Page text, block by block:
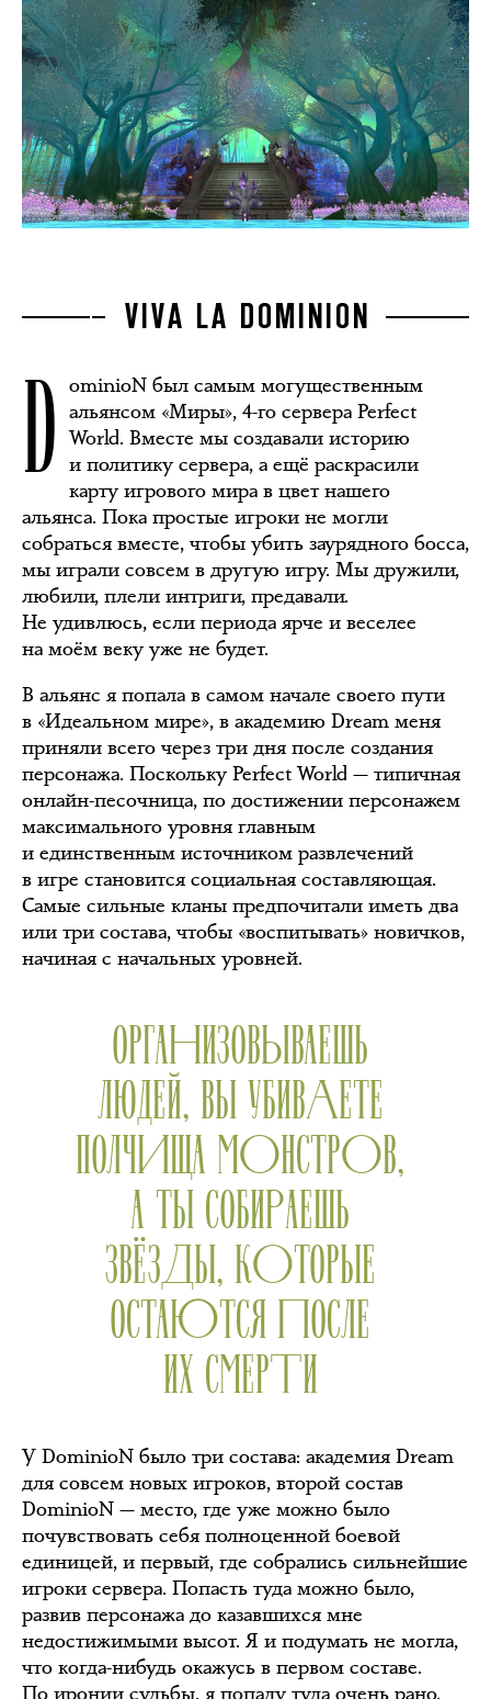
VIVA LA DOMINION
D ominioN был самым могущественным
альянсом «Миры», 4-го сервера Perfect
World. Вместе мы создавали историю
и политику сервера, а ещё раскрасили
карту игрового мира в цвет нашего
альянса. Пока простые игроки не могли
собраться вместе, чтобы убить заурядного босса,
мы играли совсем в другую игру. Мы дружили,
любили, плели интриги, предавали.
Не удивлюсь, если периода ярче и веселее
на моём веку уже не будет.
В альянс я попала в самом начале своего пути
в «Идеальном мире», в академию Dream меня
приняли всего через три дня после создания
персонажа. Поскольку Perfect World — типичная
онлайн-песочница, по достижении персонажем
максимального уровня главным
и единственным источником развлечений
в игре становится социальная составляющая.
Самые сильные кланы предпочитали иметь два
или три состава, чтобы «воспитывать» новичков,
начиная с начальных уровней.
ОРГАНИЗОВЫВАЕШЬ
ЛЮДЕЙ, ВЫ УБИВАЕТЕ
ПОЛЧИЩА МОНСТРОВ,
А ТЫ СОБИРАЕШЬ
ЗВЁЗДЫ, КОТОРЫЕ
ОСТАЮТСЯ ПОСЛЕ
ИХ СМЕРТИ
У DominioN было три состава: академия Dream
для совсем новых игроков, второй состав
DominioN — место, где уже можно было
почувствовать себя полноценной боевой
единицей, и первый, где собрались сильнейшие
игроки сервера. Попасть туда можно было,
развив персонажа до казавшихся мне
недостижимыми высот. Я и подумать не могла,
что когда-нибудь окажусь в первом составе.
По иронии судьбы, я попаду туда очень рано,